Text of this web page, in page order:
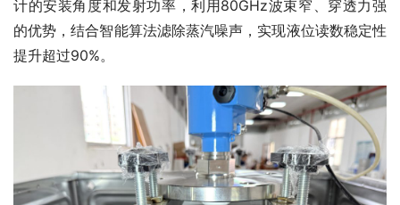
计的安装角度和发射功率，利用80GHz波束窄、穿透力强
的优势，结合智能算法滤除蒸汽噪声，实现液位读数稳定性
提升超过90%。